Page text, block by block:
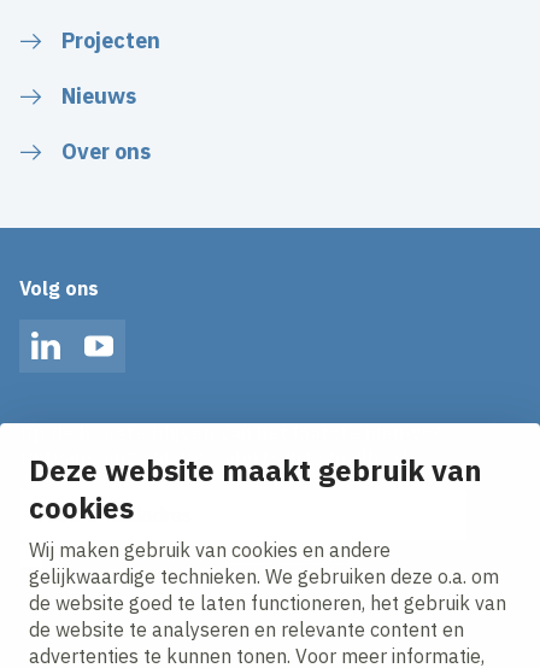
Deze website maakt gebruik van
cookies
Wij maken gebruik van cookies en andere
gelijkwaardige technieken. We gebruiken deze o.a. om
de website goed te laten functioneren, het gebruik van
de website te analyseren en relevante content en
advertenties te kunnen tonen. Voor meer informatie,
Projecten
Nieuws
Over ons
Volg ons
LinkedInYouTube
Ontvang onze nieuws alerts in je mailbox!
E-mailadres
Ik ga akkoord met hetprivacy statement.